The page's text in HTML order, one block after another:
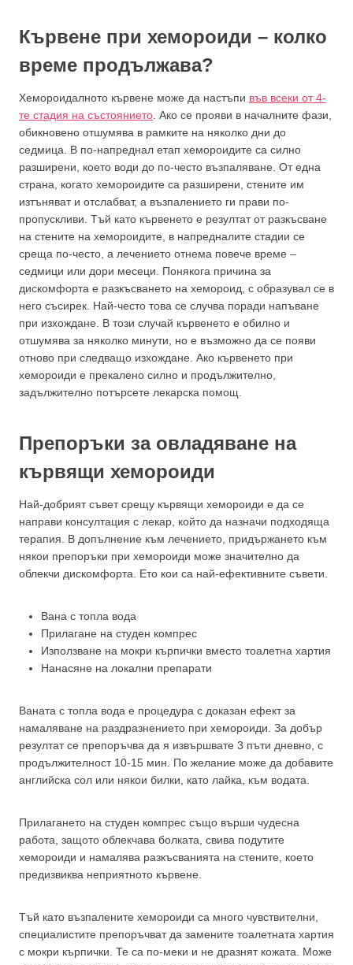
Кървене при хемороиди – колко
време продължава?
Хемороидалното кървене може да настъпи във всеки от 4-
те стадия на състоянието . Ако се прояви в началните фази,
обикновено отшумява в рамките на няколко дни до
седмица. В по-напреднал етап хемороидите са силно
разширени, което води до по-често възпаляване. От една
страна, когато хемороидите са разширени, стените им
изтъняват и отслабват, а възпалението ги прави по-
пропускливи. Тъй като кървенето е резултат от разкъсване
на стените на хемороидите, в напредналите стадии се
среща по-често, а лечението отнема повече време –
седмици или дори месеци. Понякога причина за
дискомфорта е разкъсването на хемороид, с образувал се в
него съсирек. Най-често това се случва поради напъване
при изхождане. В този случай кървенето е обилно и
отшумява за няколко минути, но е възможно да се появи
отново при следващо изхождане. Ако кървенето при
хемороиди е прекалено силно и продължително,
задължително потърсете лекарска помощ.
Препоръки за овладяване на
кървящи хемороиди
Най-добрият съвет срещу кървящи хемороиди е да се
направи консултация с лекар, който да назначи подходяща
терапия. В допълнение към лечението, придържането към
някои препоръки при хемороиди може значително да
облекчи дискомфорта. Ето кои са най-ефективните съвети.
Вана с топла вода
Прилагане на студен компрес
Използване на мокри кърпички вместо тоалетна хартия
Нанасяне на локални препарати
Ваната с топла вода е процедура с доказан ефект за
намаляване на раздразнението при хемороиди. За добър
резултат се препоръчва да я извършвате 3 пъти дневно, с
продължителност 10-15 мин. По желание може да добавите
английска сол или някои билки, като лайка, към водата.
Прилагането на студен компрес също върши чудесна
работа, защото облекчава болката, свива подутите
хемороиди и намалява разкъсванията на стените, което
предизвиква неприятното кървене.
Тъй като възпалените хемороиди са много чувствителни,
специалистите препоръчват да замените тоалетната хартия
с мокри кърпички. Те са по-меки и не дразнят кожата. Може